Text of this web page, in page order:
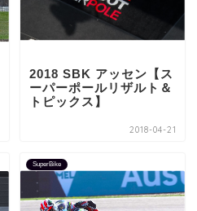
2018 SBK アッセン【ス
ーパーポールリザルト＆
トピックス】
2018-04-21
SuperBike